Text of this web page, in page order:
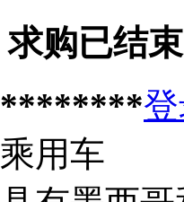
求购已结束
********
乘用车